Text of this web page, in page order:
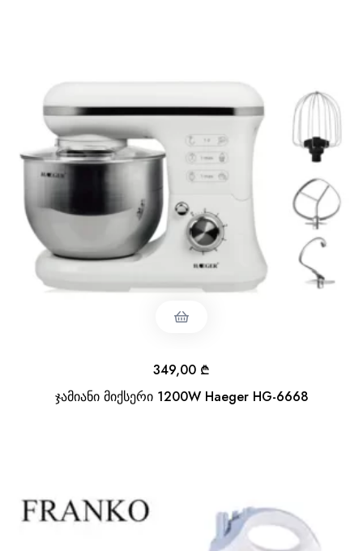
ჯამიანი მიქსერი 1200W Haeger HG-6668
349,00 ₾